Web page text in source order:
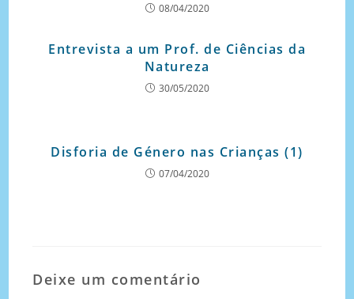
08/04/2020
Entrevista a um Prof. de Ciências da
Natureza
30/05/2020
Disforia de Género nas Crianças (1)
07/04/2020
Deixe um comentário